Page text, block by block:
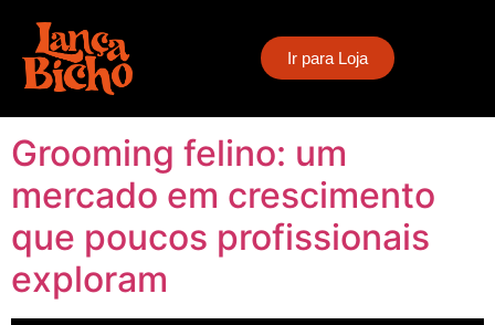
Ir para Loja
Tag: banho e tosa
para gatos
Grooming felino: um
mercado em crescimento
que poucos profissionais
exploram